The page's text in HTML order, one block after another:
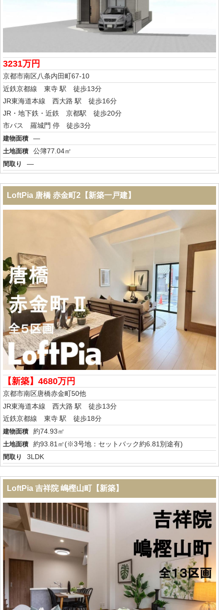
3231万円
京都市南区八条内田町67-10
近鉄京都線 東寺 駅 徒歩13分
JR東海道本線 西大路 駅 徒歩16分
JR・地下鉄・近鉄 京都駅 徒歩20分
市バス 羅城門 停 徒歩3分
建物面積 ―
土地面積 公簿77.04㎡
間取り ―
LoftPia 唐橋 赤金町2【新築一戸建】
【新築】4680万円
京都市南区唐橋赤金町50他
JR東海道本線 西大路 駅 徒歩13分
近鉄京都線 東寺 駅 徒歩18分
建物面積 約74.93㎡
土地面積 約93.81㎡(※3号地：セットバック約6.81別途有)
間取り 3LDK
LoftPia 吉祥院 嶋樫山町【新築】